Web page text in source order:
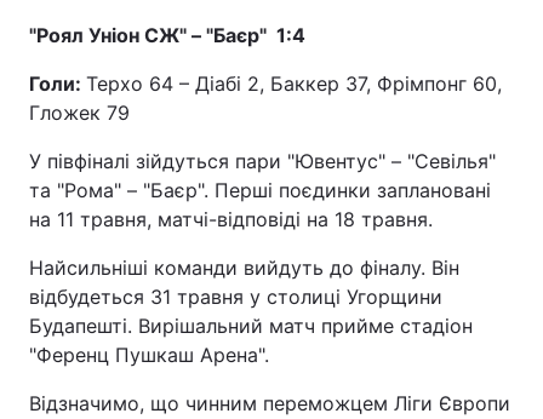
"Роял Уніон СЖ" – "Баєр" 1:4
Голи: Терхо 64 – Діабі 2, Баккер 37, Фрімпонг 60,
Гложек 79
У півфіналі зійдуться пари "Ювентус" – "Севілья"
та "Рома" – "Баєр". Перші поєдинки заплановані
на 11 травня, матчі-відповіді на 18 травня.
Найсильніші команди вийдуть до фіналу. Він
відбудеться 31 травня у столиці Угорщини
Будапешті. Вирішальний матч прийме стадіон
"Ференц Пушкаш Арена".
Відзначимо, що чинним переможцем Ліги Європи